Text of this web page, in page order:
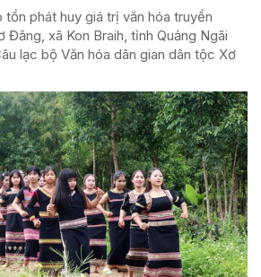
tồn phát huy giá trị văn hóa truyền
xã Kon Braih, tỉnh Quảng Ngãi
lạc bộ Văn hóa dân gian dân tộc Xơ